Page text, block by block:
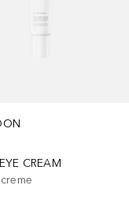
CREAM